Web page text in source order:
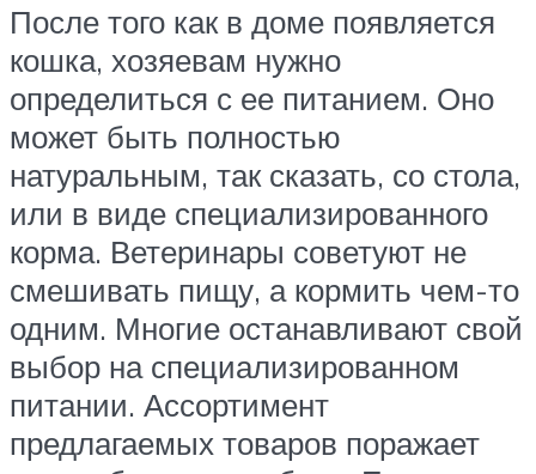
После того как в доме появляется
кошка, хозяевам нужно
определиться с ее питанием. Оно
может быть полностью
натуральным, так сказать, со стола,
или в виде специализированного
корма. Ветеринары советуют не
смешивать пищу, а кормить чем-то
одним. Многие останавливают свой
выбор на специализированном
питании. Ассортимент
предлагаемых товаров поражает